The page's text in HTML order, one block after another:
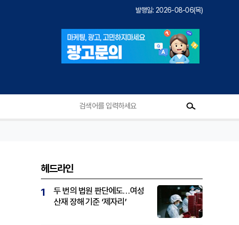
발행일: 2026-08-06(목)
헤드라인
1
두 번의 법원 판단에도…여성
산재 장해 기준 ‘제자리’